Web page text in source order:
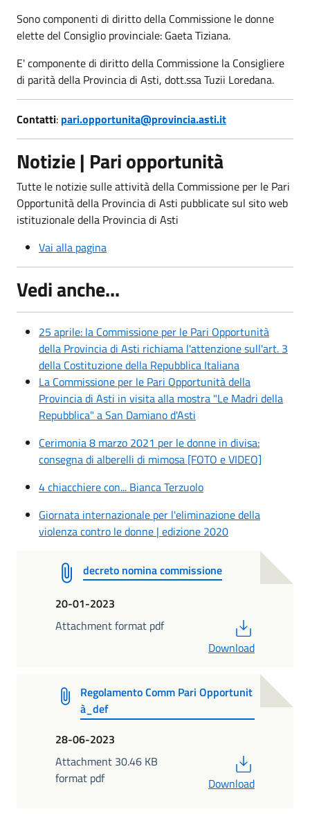
Sono componenti di diritto della Commissione le donne
elette del Consiglio provinciale: Gaeta Tiziana.
E' componente di diritto della Commissione la Consigliere
di parità della Provincia di Asti, dott.ssa Tuzii Loredana.
Contatti: pari.opportunita@provincia.asti.it
Notizie | Pari opportunità
Tutte le notizie sulle attività della Commissione per le Pari
Opportunità della Provincia di Asti pubblicate sul sito web
istituzionale della Provincia di Asti
Vai alla pagina
Vedi anche...
25 aprile: la Commissione per le Pari Opportunità
della Provincia di Asti richiama l'attenzione sull'art. 3
della Costituzione della Repubblica Italiana
La Commissione per le Pari Opportunità della
Provincia di Asti in visita alla mostra "Le Madri della
Repubblica" a San Damiano d'Asti
Cerimonia 8 marzo 2021 per le donne in divisa:
consegna di alberelli di mimosa [FOTO e VIDEO]
4 chiacchiere con... Bianca Terzuolo
Giornata internazionale per l'eliminazione della
violenza contro le donne | edizione 2020
decreto nomina commissione
20-01-2023
Attachment format pdf
Download
Regolamento Comm Pari Opportunit
à_def
28-06-2023
Attachment 30.46 KB
format pdf
Download